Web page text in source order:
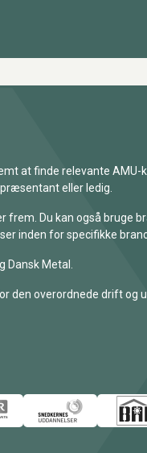
at finde relevante AMU-
eller ledig.
frem. Du kan også bruge
inden for specifikke
Dansk Metal.
den overordnede drift og